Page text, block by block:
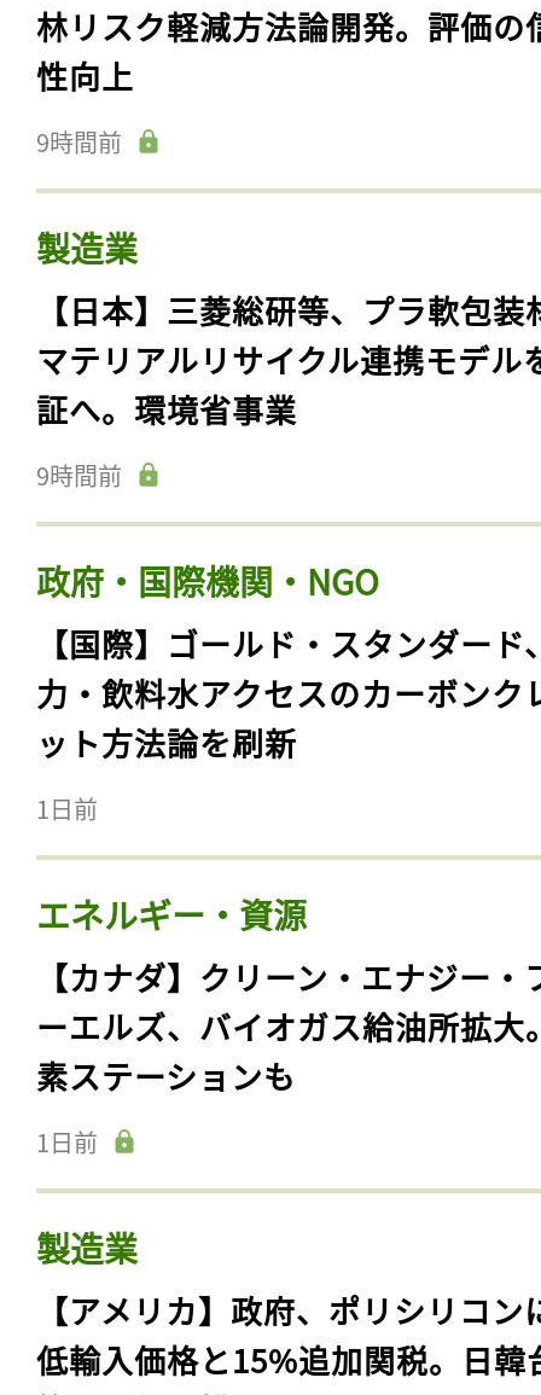
林リスク軽減方法論開発。評価の
性向上
9時間前
製造業
【日本】三菱総研等、プラ軟包装
マテリアルリサイクル連携モデル
証へ。環境省事業
9時間前
政府・国際機関・NGO
【国際】ゴールド・スタンダード
力・飲料水アクセスのカーボンク
ット方法論を刷新
1日前
エネルギー・資源
【カナダ】クリーン・エナジー・
ーエルズ、バイオガス給油所拡大
素ステーションも
1日前
製造業
【アメリカ】政府、ポリシリコン
低輸入価格と15%追加関税。日韓